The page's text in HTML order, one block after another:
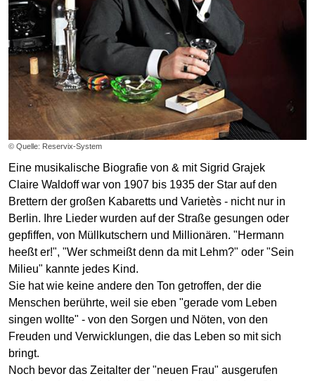
© Quelle: Reservix-System
Eine musikalische Biografie von & mit Sigrid Grajek
Claire Waldoff war von 1907 bis 1935 der Star auf den
Brettern der großen Kabaretts und Varietès - nicht nur in
Berlin. Ihre Lieder wurden auf der Straße gesungen oder
gepfiffen, von Müllkutschern und Millionären. "Hermann
heeßt er!", "Wer schmeißt denn da mit Lehm?" oder "Sein
Milieu" kannte jedes Kind.
Sie hat wie keine andere den Ton getroffen, der die
Menschen berührte, weil sie eben "gerade vom Leben
singen wollte" - von den Sorgen und Nöten, von den
Freuden und Verwicklungen, die das Leben so mit sich
bringt.
Noch bevor das Zeitalter der "neuen Frau" ausgerufen